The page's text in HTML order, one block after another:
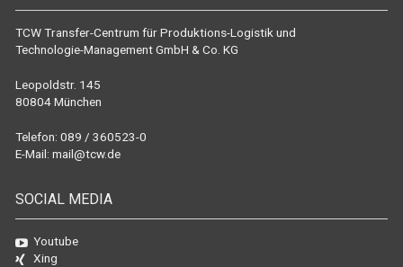
TCW Transfer-Centrum für Produktions-Logistik und
Technologie-Management GmbH & Co. KG
Leopoldstr. 145
80804 München
Telefon: 089 / 360523-0
E-Mail: mail@tcw.de
SOCIAL MEDIA
Youtube
Xing